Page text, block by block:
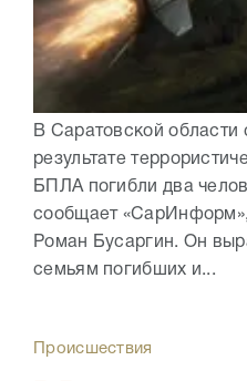
В Саратовской области
результате
БПЛА погибли два
сообщает «СарИнформ»,
Роман Бусаргин. Он
семьям погибших и...
Происшествия